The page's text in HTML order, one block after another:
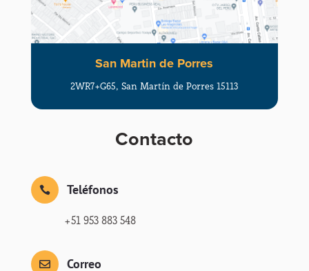
San Martin de Porres
2WR7+G65, San Martín de Porres 15113
Contacto
 Teléfonos
+51 953 883 548
 Correo